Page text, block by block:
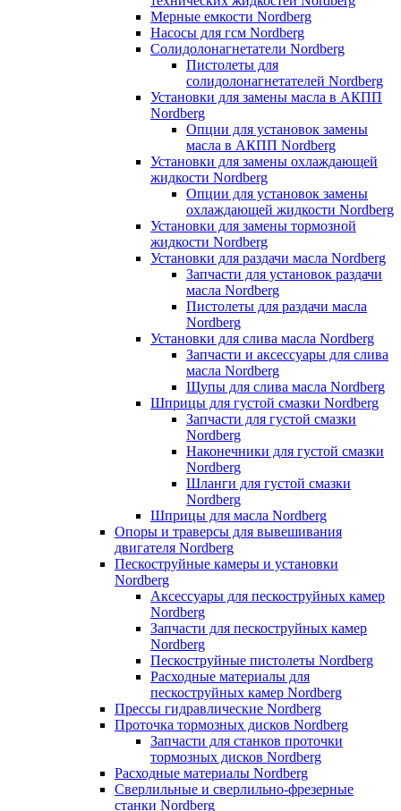
Мерные емкости Nordberg
Насосы для гсм Nordberg
Солидолонагнетатели Nordberg
Пистолеты для
солидолонагнетателей Nordberg
Установки для замены масла в АКПП
Nordberg
Опции для установок замены
масла в АКПП Nordberg
Установки для замены охлаждающей
жидкости Nordberg
Опции для установок замены
охлаждающей жидкости Nordberg
Установки для замены тормозной
жидкости Nordberg
Установки для раздачи масла Nordberg
Запчасти для установок раздачи
масла Nordberg
Пистолеты для раздачи масла
Nordberg
Установки для слива масла Nordberg
Запчасти и аксессуары для слива
масла Nordberg
Щупы для слива масла Nordberg
Шприцы для густой смазки Nordberg
Запчасти для густой смазки
Nordberg
Наконечники для густой смазки
Nordberg
Шланги для густой смазки
Nordberg
Шприцы для масла Nordberg
Опоры и траверсы для вывешивания
двигателя Nordberg
Пескоструйные камеры и установки
Nordberg
Аксессуары для пескоструйных камер
Nordberg
Запчасти для пескоструйных камер
Nordberg
Пескоструйные пистолеты Nordberg
Расходные материалы для
пескоструйных камер Nordberg
Прессы гидравлические Nordberg
Проточка тормозных дисков Nordberg
Запчасти для станков проточки
тормозных дисков Nordberg
Расходные материалы Nordberg
Сверлильные и сверлильно-фрезерные
станки Nordberg